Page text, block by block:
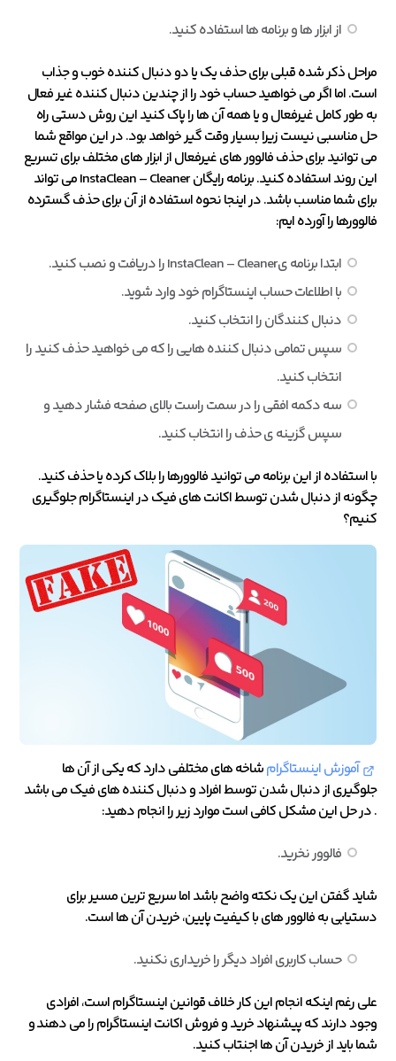
از ابزار ها و برنامه ها استفاده کنید.
مراحل ذکر شده قبلی برای حذف یک یا دو دنبال کننده خوب و جذاب
است. اما اگر می خواهید حساب خود را از چندین دنبال کننده غیر فعال
به طور کامل غیرفعال و یا همه آن ها را پاک کنید این روش دستی راه
حل مناسبی نیست زیرا بسیار وقت گیر خواهد بود. در این مواقع شما
می توانید برای حذف فالوور های غیرفعال از ابزار های مختلف برای تسریع
این روند استفاده کنید. برنامه رایگان InstaClean – Cleaner می تواند
برای شما مناسب باشد. در اینجا نحوه استفاده از آن برای حذف گسترده
فالوورها را آورده ایم:
ابتدا برنامه یInstaClean – Cleaner را دریافت و نصب کنید.
با اطلاعات حساب اینستاگرام خود وارد شوید.
دنبال کنندگان را انتخاب کنید.
سپس تمامی دنبال کننده هایی را که می خواهید حذف کنید را
انتخاب کنید.
سه دکمه افقی را در سمت راست بالای صفحه فشار دهید و
سپس گزینه ی حذف را انتخاب کنید.
با استفاده از این برنامه می توانید فالوورها را بلاک کرده یا حذف کنید.
چگونه از دنبال شدن توسط اکانت های فیک در اینستاگرام جلوگیری
کنیم؟
آموزش اینستاگرامشاخه های مختلفی دارد که یکی از آن ها
جلوگیری از دنبال شدن توسط افراد و دنبال کننده های فیک می باشد
. در حل این مشکل کافی است موارد زیر را انجام دهید:
فالوور نخرید.
شاید گفتن این یک نکته واضح باشد اما سریع ترین مسیر برای
دستیابی به فالوور های با کیفیت پایین، خریدن آن ها است.
حساب کاربری افراد دیگر را خریداری نکنید.
علی رغم اینکه انجام این کار خلاف قوانین اینستاگرام است، افرادی
وجود دارند که پیشنهاد خرید و فروش اکانت اینستاگرام را می دهند و
شما باید از خریدن آن ها اجنتاب کنید.